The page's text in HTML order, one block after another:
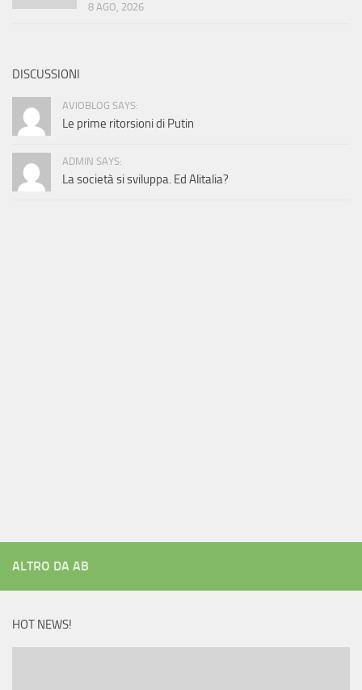
8 AGO, 2026
DISCUSSIONI
AVIOBLOG SAYS:
Le prime ritorsioni di Putin
ADMIN SAYS:
La società si sviluppa. Ed Alitalia?
ALTRO DA AB
HOT NEWS!